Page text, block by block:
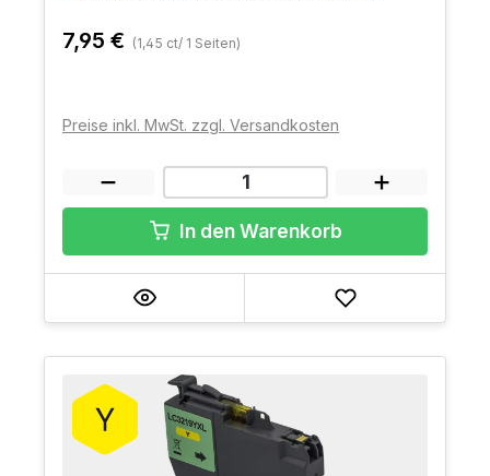
7,95 € (1,45 ct/ 1 Seiten)
Preise inkl. MwSt. zzgl. Versandkosten
In den Warenkorb